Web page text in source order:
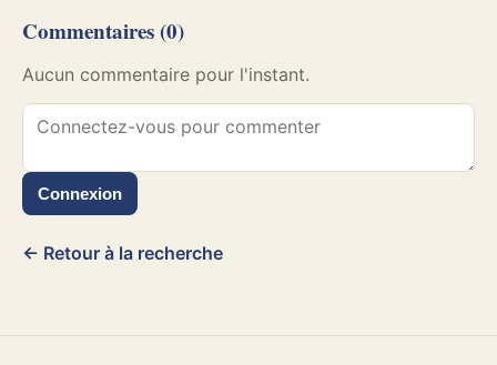
Commentaires (0)
Aucun commentaire pour l'instant.
Connexion
← Retour à la recherche